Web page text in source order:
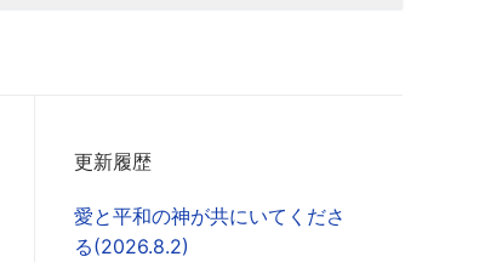
更新履歴
愛と平和の神が共にいてくださ
る(2026.8.2)